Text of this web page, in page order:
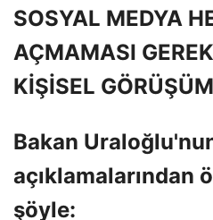
SOSYAL MEDYA
AÇMAMASI
KİŞİSEL
Bakan
açıklamalarından
şöyle: